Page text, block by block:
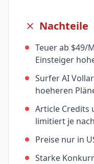
Nachteile
Teuer ab $49/
Einsteiger
Surfer AI
hoeheren
Article Credits
limitiert je
Preise nur in
Starke